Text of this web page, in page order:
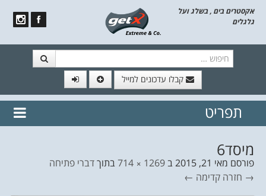
אקסטרים בים , בשלג ועל
גלגלים
קבלו עדכונים למייל
// הצטרף לרשימת תפוצה!
נשמח
תפריט
מיסד6
פורסם מאי 21, 2015 ב1269 × 714 בתוךדברי פתיחה
→ חזרה קדימה ←